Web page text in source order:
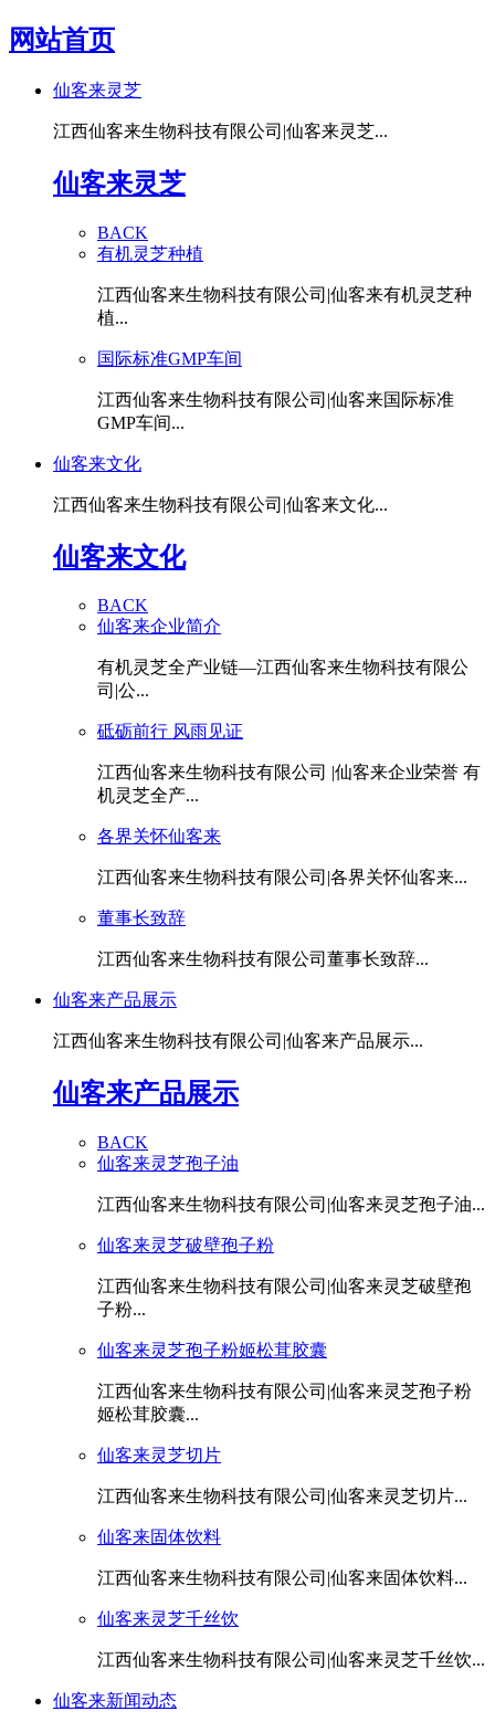
网站首页
仙客来灵芝
江西仙客来生物科技有限公司|仙客来灵芝...
仙客来灵芝
BACK
有机灵芝种植
江西仙客来生物科技有限公司|仙客来有机灵芝种
植...
国际标准GMP车间
江西仙客来生物科技有限公司|仙客来国际标准
GMP车间...
仙客来文化
江西仙客来生物科技有限公司|仙客来文化...
仙客来文化
BACK
仙客来企业简介
有机灵芝全产业链—江西仙客来生物科技有限公
司|公...
砥砺前行 风雨见证
江西仙客来生物科技有限公司 |仙客来企业荣誉 有
机灵芝全产...
各界关怀仙客来
江西仙客来生物科技有限公司|各界关怀仙客来...
董事长致辞
江西仙客来生物科技有限公司董事长致辞...
仙客来产品展示
江西仙客来生物科技有限公司|仙客来产品展示...
仙客来产品展示
BACK
仙客来灵芝孢子油
江西仙客来生物科技有限公司|仙客来灵芝孢子油...
仙客来灵芝破壁孢子粉
江西仙客来生物科技有限公司|仙客来灵芝破壁孢
子粉...
仙客来灵芝孢子粉姬松茸胶囊
江西仙客来生物科技有限公司|仙客来灵芝孢子粉
姬松茸胶囊...
仙客来灵芝切片
江西仙客来生物科技有限公司|仙客来灵芝切片...
仙客来固体饮料
江西仙客来生物科技有限公司|仙客来固体饮料...
仙客来灵芝千丝饮
江西仙客来生物科技有限公司|仙客来灵芝千丝饮...
仙客来新闻动态